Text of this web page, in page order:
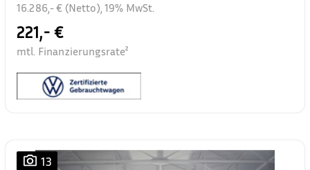
16.286,- € (Netto), 19% MwSt.
221,- €
mtl. Finanzierungsrate²
13